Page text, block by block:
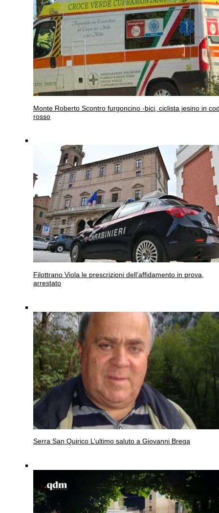
Monte Roberto Scontro furgoncino -bici, ciclista jesino in
rosso
Filottrano Viola le prescrizioni dell’affidamento in prova,
arrestato
Serra San Quirico L’ultimo saluto a Giovanni Brega